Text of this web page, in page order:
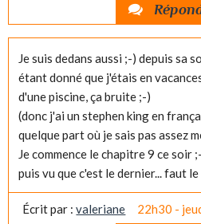
Je suis dedans aussi ;-) depuis sa
étant donné que j'étais en
d'une piscine, ça bruite ;-)
(donc j'ai un stephen king en
quelque part où je sais pas assez
Je commence le chapitre 9 ce soir
puis vu que c'est le dernier... faut
Écrit par :valeriane 22h30 -